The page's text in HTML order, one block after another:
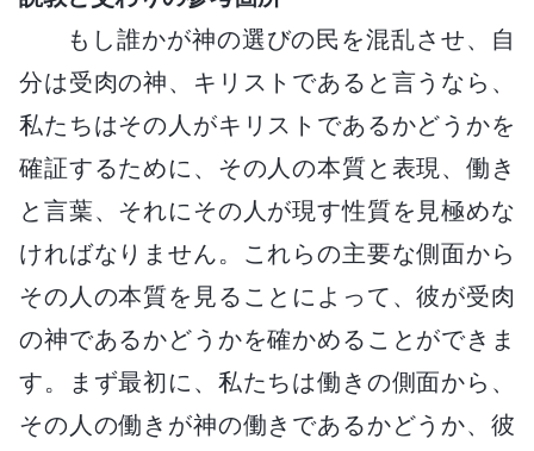
もし誰かが神の選びの民を混乱させ、自
分は受肉の神、キリストであると言うなら、
私たちはその人がキリストであるかどうかを
確証するために、その人の本質と表現、働き
と言葉、それにその人が現す性質を見極めな
ければなりません。これらの主要な側面から
その人の本質を見ることによって、彼が受肉
の神であるかどうかを確かめることができま
す。まず最初に、私たちは働きの側面から、
その人の働きが神の働きであるかどうか、彼